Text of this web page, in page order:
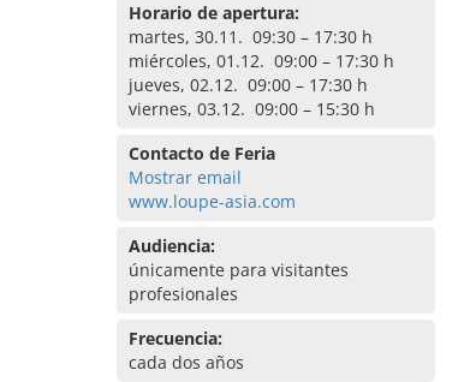
Horario de apertura:
martes, 30.11. 09:30 – 17:30 h
miércoles, 01.12. 09:00 – 17:30 h
jueves, 02.12. 09:00 – 17:30 h
viernes, 03.12. 09:00 – 15:30 h
Contacto de Feria
Mostrar email
www.loupe-asia.com
Audiencia:
únicamente para visitantes
profesionales
Frecuencia:
cada dos años